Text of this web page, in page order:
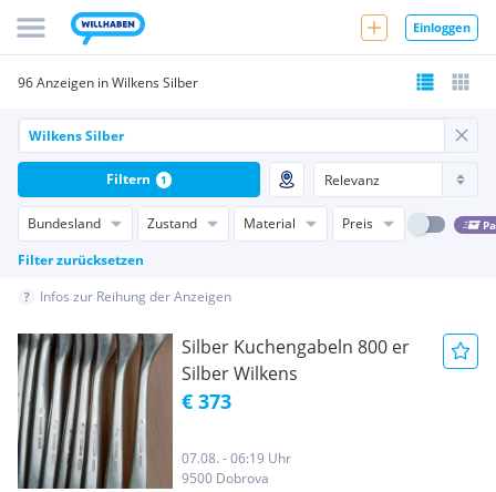
Einloggen
96 Anzeigen in Wilkens Silber
Bundesland Zustand Material Preis
Filter zurücksetzen
Filtern 1
Infos zur Reihung der Anzeigen
Silber Kuchengabeln 800 er
Silber Wilkens
€ 373
07.08. - 06:19 Uhr
9500 Dobrova